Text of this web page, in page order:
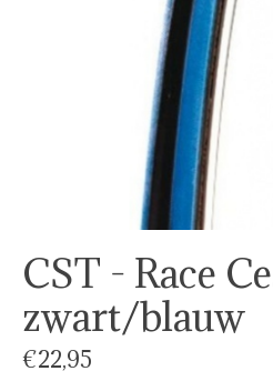
CST - Race
zwart/blauw
€22,95